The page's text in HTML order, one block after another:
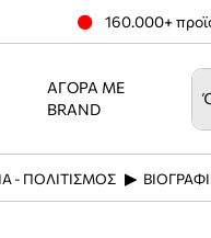
160.000+
ΑΓΟΡΆ ΜΕ
BRAND
- ΠΟΛΙΤΙΣΜΟΣ